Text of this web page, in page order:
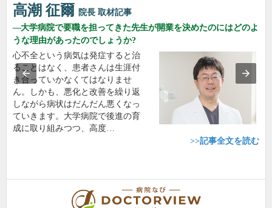
高潮 征爾 院長 取材記事
大学病院で要職を担ってきた先生が開業を決めたのにはどのよ
うな理由があったのでしょうか?
心不全という病気は発症すると治
ることはなく、患者さんは生涯付
き合っていかなくてはなりませ
ん。しかも、悪化と改善を繰り返
しながら病状はだんだん悪くなっ
ていきます。大学病院で後進の育
成に取り組みつつ、高度…
>>記事全文を読む